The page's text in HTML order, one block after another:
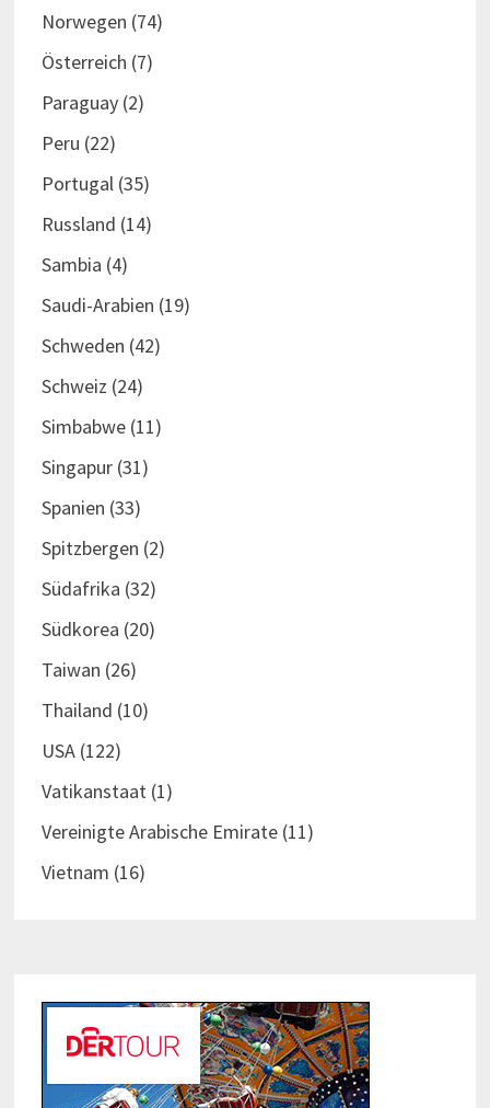
Norwegen (74)
Österreich (7)
Paraguay(2)
Peru (22)
Portugal(35)
Russland (14)
Sambia (4)
Saudi-Arabien (19)
Schweden (42)
Schweiz (24)
Simbabwe(11)
Singapur(31)
Spanien (33)
Spitzbergen (2)
Südafrika (32)
Südkorea (20)
Taiwan (26)
Thailand (10)
USA(122)
Vatikanstaat(1)
Vereinigte Arabische Emirate(11)
Vietnam (16)